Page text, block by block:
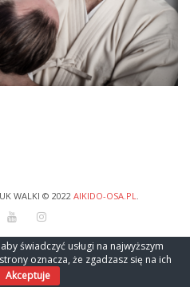
WALKI © 2022 AIKIDO-OSA.PL.
świadczyć usługi na najwyższym
oznacza, że zgadzasz się na ich
Akceptuje